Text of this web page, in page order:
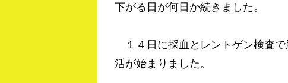
下がる日が何日か続きました。
１４日に採血とレントゲン検査
活が始まりました。